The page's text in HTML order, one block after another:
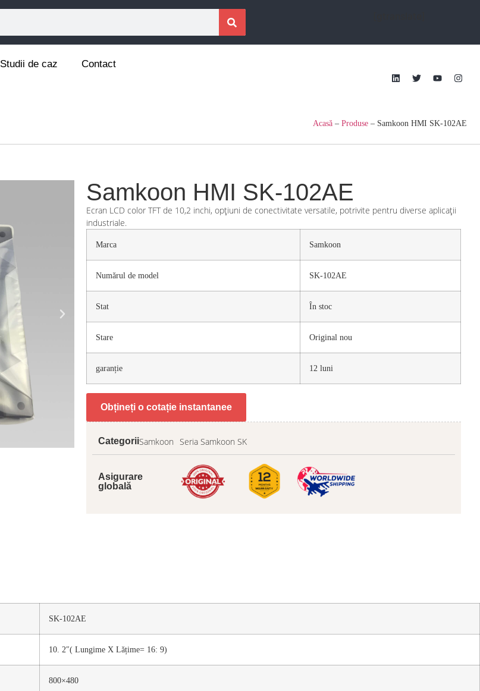
Studii de caz Contact
Acasă – Produse – Samkoon HMI SK-102AE
Samkoon HMI SK-102AE
Ecran LCD color TFT de 10,2 inchi, opțiuni de conectivitate versatile, potrivite pentru diverse aplicații
industriale.
Marca Samkoon
Numărul de model SK-102AE
Stat În stoc
Stare Original nou
garanție 12 luni
Obțineți o cotație instantanee
CategoriiSamkoon Seria Samkoon SK
Asigurare
globală
SK-102AE
10. 2″( Lungime X Lățime= 16: 9)
800×480